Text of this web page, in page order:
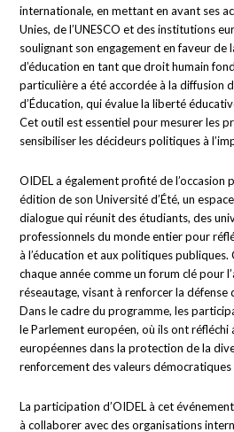
internationale, en mettant en avant ses
Unies, de l’UNESCO et des institutions
soulignant son engagement en faveur
d’éducation en tant que droit humain
particulière a été accordée à la diffusion
d’Éducation, qui évalue la liberté
Cet outil est essentiel pour mesurer les
sensibiliser les décideurs politiques à
OIDEL a également profité de l’occasion
édition de son Université d’Été, un
dialogue qui réunit des étudiants, des
professionnels du monde entier pour
à l’éducation et aux politiques publiques.
chaque année comme un forum clé pour
réseautage, visant à renforcer la défense
Dans le cadre du programme, les
le Parlement européen, où ils ont
européennes dans la protection de la
renforcement des valeurs démocratiques
La participation d’OIDEL à cet
à collaborer avec des organisations